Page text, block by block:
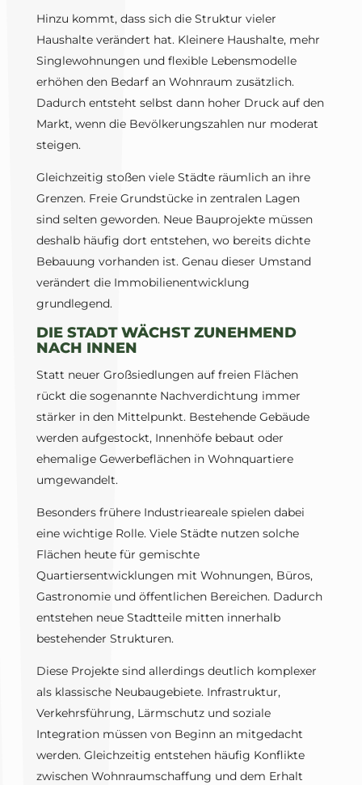
Hinzu kommt, dass sich die Struktur vieler
Haushalte verändert hat. Kleinere Haushalte, mehr
Singlewohnungen und flexible Lebensmodelle
erhöhen den Bedarf an Wohnraum zusätzlich.
Dadurch entsteht selbst dann hoher Druck auf den
Markt, wenn die Bevölkerungszahlen nur moderat
steigen.
Gleichzeitig stoßen viele Städte räumlich an ihre
Grenzen. Freie Grundstücke in zentralen Lagen
sind selten geworden. Neue Bauprojekte müssen
deshalb häufig dort entstehen, wo bereits dichte
Bebauung vorhanden ist. Genau dieser Umstand
verändert die Immobilienentwicklung
grundlegend.
DIE STADT WÄCHST ZUNEHMEND
NACH INNEN
Statt neuer Großsiedlungen auf freien Flächen
rückt die sogenannte Nachverdichtung immer
stärker in den Mittelpunkt. Bestehende Gebäude
werden aufgestockt, Innenhöfe bebaut oder
ehemalige Gewerbeflächen in Wohnquartiere
umgewandelt.
Besonders frühere Industrieareale spielen dabei
eine wichtige Rolle. Viele Städte nutzen solche
Flächen heute für gemischte
Quartiersentwicklungen mit Wohnungen, Büros,
Gastronomie und öffentlichen Bereichen. Dadurch
entstehen neue Stadtteile mitten innerhalb
bestehender Strukturen.
Diese Projekte sind allerdings deutlich komplexer
als klassische Neubaugebiete. Infrastruktur,
Verkehrsführung, Lärmschutz und soziale
Integration müssen von Beginn an mitgedacht
werden. Gleichzeitig entstehen häufig Konflikte
zwischen Wohnraumschaffung und dem Erhalt